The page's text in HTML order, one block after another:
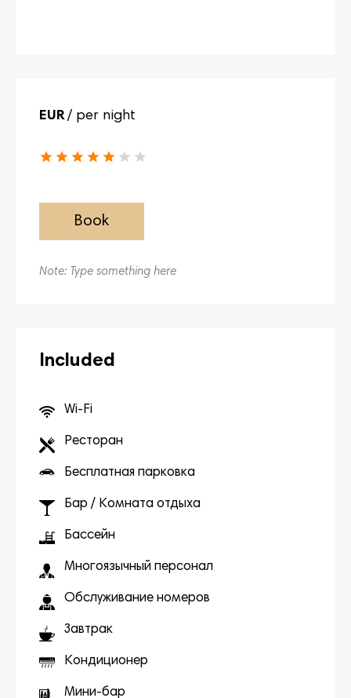
EUR/ per night
Book
Note: Type something here
Included
Wi-Fi
Ресторан
Бесплатная парковка
Бар / Комната отдыха
Бассейн
Многоязычный персонал
Обслуживание номеров
Завтрак
Кондиционер
Мини-бар